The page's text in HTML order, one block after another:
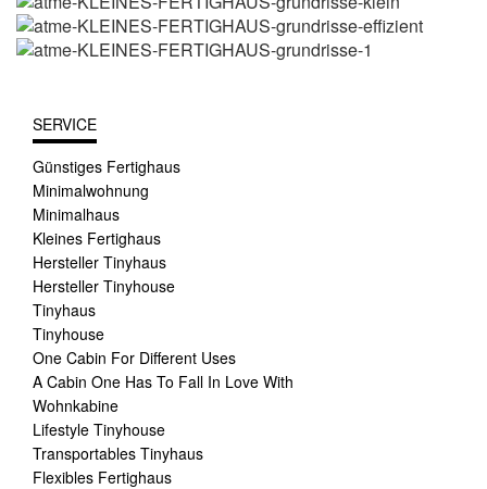
SERVICE
Günstiges Fertighaus
Minimalwohnung
Minimalhaus
Kleines Fertighaus
Hersteller Tinyhaus
Hersteller Tinyhouse
Tinyhaus
Tinyhouse
One Cabin For Different Uses
A Cabin One Has To Fall In Love With
Wohnkabine
Lifestyle Tinyhouse
Transportables Tinyhaus
Flexibles Fertighaus